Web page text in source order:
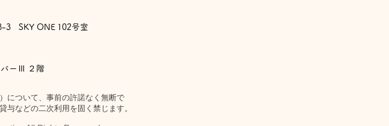
3 SKY ONE 102号室
ーⅢ ２階
について、事前の許諾なく無断で
などの二次利用を固く禁じます。